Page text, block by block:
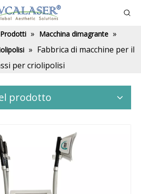
Prodotti » Macchina dimagrante »
» Fabbrica di macchine per il
per criolipolisi
prodotto